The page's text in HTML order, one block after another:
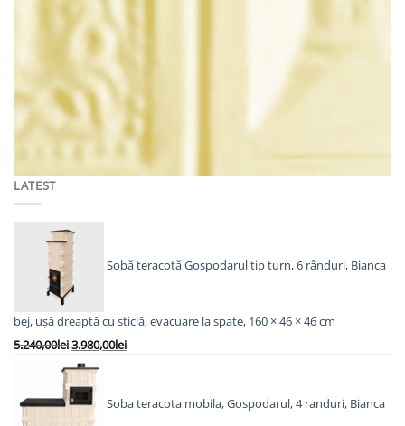
CAHLE DE TERACOTĂ MACON
Stâlp Baroc Alb
lei
Prețul
inițial
a
fost:
116,00lei.
93,00leiPrețul
curent
este:
93,00lei.
ADAUGĂ ÎN COȘ
LATEST
Sobă teracotă Gospodarul tip turn, 6 rânduri, Bianca
bej, ușă dreaptă cu sticlă, evacuare la spate, 160 × 46 × 46 cm
5.240,00leiPrețul
inițial
fost:
5.240,00lei.
3.980,00leiPrețul
3.980,00lei.
Soba teracota mobila, Gospodarul, 4 randuri, Bianca